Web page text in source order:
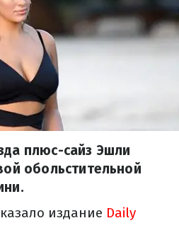
плюс-сайз Эшли
обольстительной
издание Daily